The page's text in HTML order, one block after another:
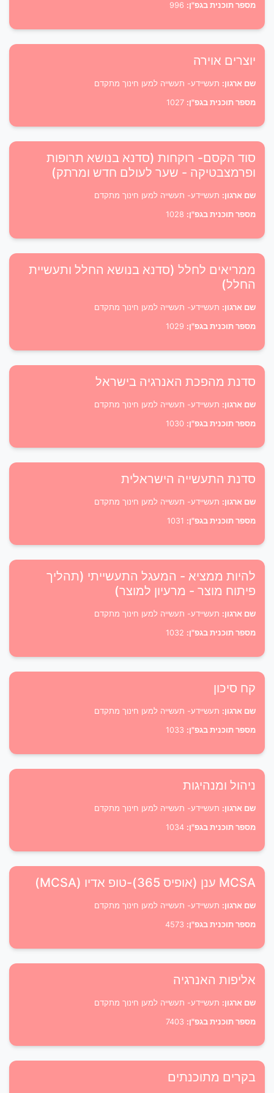
מספר תוכנית בגפ"ן:
יוצרים אוירה
שם ארגון: תעשיידע- תעשייה למען חינוך מתקדם
מספר תוכנית בגפ"ן:
סוד הקסם- רוקחות (סדנא בנושא תרופות
ופרמצבטיקה - שער לעולם חדש ומרתק)
שם ארגון: תעשיידע- תעשייה למען חינוך מתקדם
מספר תוכנית בגפ"ן:
ממריאים לחלל (סדנא בנושא החלל ותעשיית
החלל)
שם ארגון: תעשיידע- תעשייה למען חינוך מתקדם
מספר תוכנית בגפ"ן:
סדנת מהפכת האנרגיה בישראל
שם ארגון: תעשיידע- תעשייה למען חינוך מתקדם
מספר תוכנית בגפ"ן:
סדנת התעשייה הישראלית
שם ארגון: תעשיידע- תעשייה למען חינוך מתקדם
מספר תוכנית בגפ"ן:
להיות ממציא - המעגל התעשייתי (תהליך
פיתוח מוצר - מרעיון למוצר)
שם ארגון: תעשיידע- תעשייה למען חינוך מתקדם
מספר תוכנית בגפ"ן:
קח סיכון
שם ארגון: תעשיידע- תעשייה למען חינוך מתקדם
מספר תוכנית בגפ"ן:
ניהול ומנהיגות
שם ארגון: תעשיידע- תעשייה למען חינוך מתקדם
מספר תוכנית בגפ"ן:
MCSA ענן (אופיס 365)-טופ אדיו (MCSA)
שם ארגון: תעשיידע- תעשייה למען חינוך מתקדם
מספר תוכנית בגפ"ן:
אליפות האנרגיה
שם ארגון: תעשיידע- תעשייה למען חינוך מתקדם
מספר תוכנית בגפ"ן:
בקרים מתוכנתים